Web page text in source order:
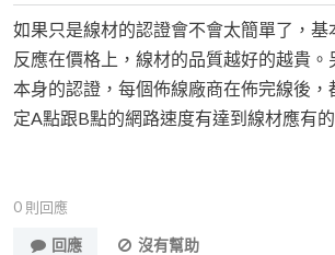
如果只是線材的認證會不會太簡單了，基
反應在價格上，線材的品質越好的越貴。
本身的認證，每個佈線廠商在佈完線後，
定A點跟B點的網路速度有達到線材應有的
0 則回應
回應
沒有幫助